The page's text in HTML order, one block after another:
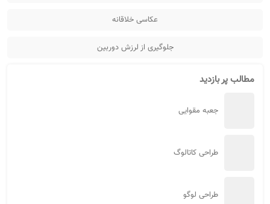
عکاسی خلاقانه
جلوگیری از لرزش دوربین
مطالب پر بازدید
جعبه مقوایی
طراحی کاتالوگ
طراحی لوگو